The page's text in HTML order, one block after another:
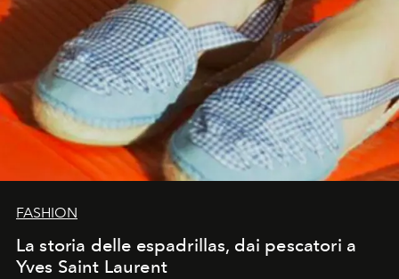
FASHION
La storia delle espadrillas, dai pescatori a
Yves Saint Laurent